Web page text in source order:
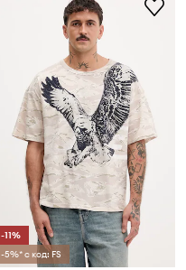
-11%
-5%* с код: FS